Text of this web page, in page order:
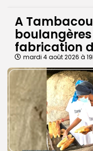
A
fabrication
mardi 4 août 2026 à